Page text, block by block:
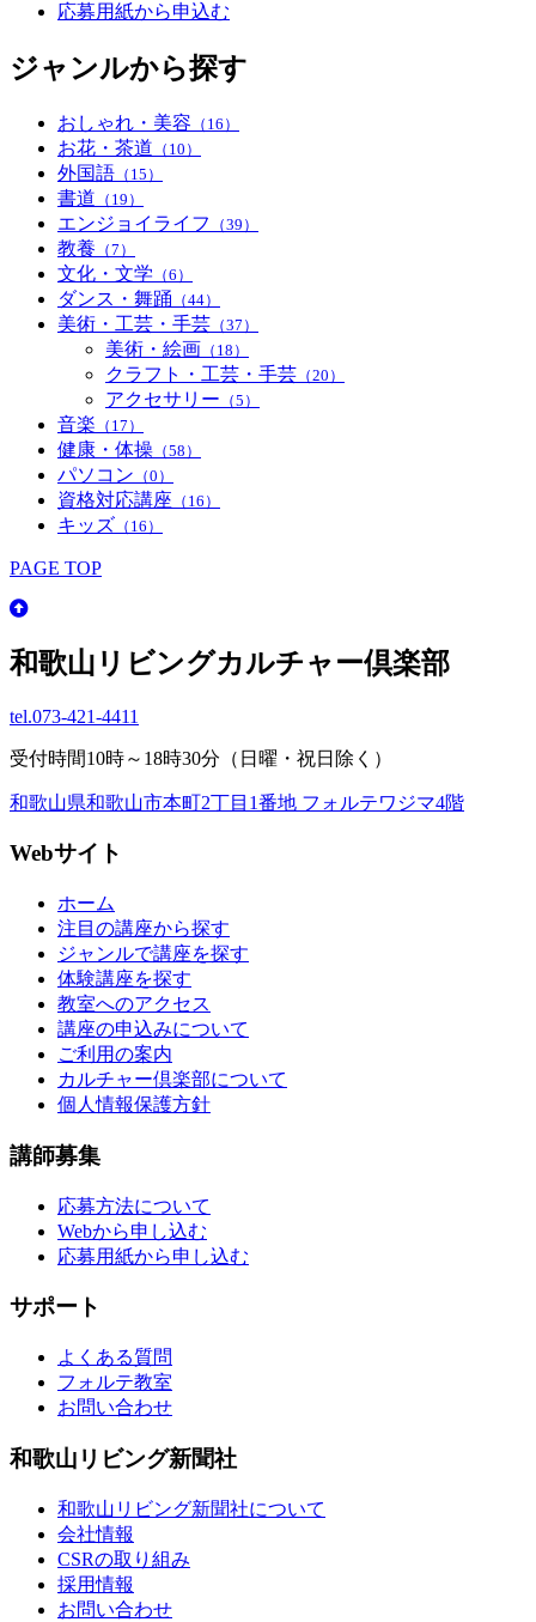
応募用紙から申込む
ジャンルから探す
おしゃれ・美容 （16）
お花・茶道 （10）
外国語 （15）
書道 （19）
エンジョイライフ （39）
教養 （7）
文化・文学 （6）
ダンス・舞踊 （44）
美術・工芸・手芸 （37）
美術・絵画 （18）
クラフト・工芸・手芸 （20）
アクセサリー （5）
音楽 （17）
健康・体操 （58）
パソコン （0）
資格対応講座 （16）
キッズ （16）
PAGE TOP
和歌山リビングカルチャー倶楽部
tel.073-421-4411
受付時間10時～18時30分（日曜・祝日除く）
和歌山県和歌山市本町2丁目1番地 フォルテワジマ4階
Webサイト
ホーム
注目の講座から探す
ジャンルで講座を探す
体験講座を探す
教室へのアクセス
講座の申込みについて
ご利用の案内
カルチャー倶楽部について
個人情報保護方針
講師募集
応募方法について
Webから申し込む
応募用紙から申し込む
サポート
よくある質問
フォルテ教室
お問い合わせ
和歌山リビング新聞社
和歌山リビング新聞社について
会社情報
CSRの取り組み
採用情報
お問い合わせ